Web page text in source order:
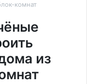
комнат
из